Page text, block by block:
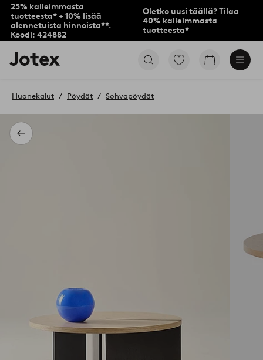
25% kalleimmasta
tuotteesta* + 10% lisää
alennetuista hinnoista**.
Koodi: 424882
Oletko uusi täällä? Tilaa
40% kalleimmasta
tuotteesta*
Jotex-
logo
aloitussivulle
Siirry
Siirry
Takaisin
Huonekalut Pöydät Sohvapöydät